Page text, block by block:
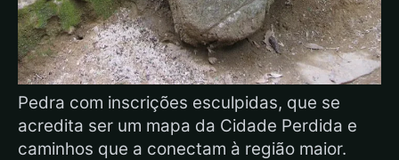
Pedra com inscrições esculpidas, que se
acredita ser um mapa da Cidade Perdida e
caminhos que a conectam à região maior.